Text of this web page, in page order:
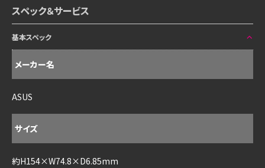
スペック＆サービス
基本スペック
メーカー名
ASUS
サイズ
約H154×W74.8×D6.85mm